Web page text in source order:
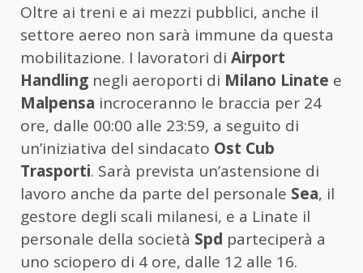
Oltre ai treni e ai mezzi pubblici, anche il
settore aereo non sarà immune da questa
mobilitazione. I lavoratori di Airport
Handling negli aeroporti di Milano Linate e
Malpensa incroceranno le braccia per 24
ore, dalle 00:00 alle 23:59, a seguito di
un’iniziativa del sindacato Ost Cub
Trasporti. Sarà prevista un’astensione di
lavoro anche da parte del personale Sea, il
gestore degli scali milanesi, e a Linate il
personale della società Spd parteciperà a
uno sciopero di 4 ore, dalle 12 alle 16.